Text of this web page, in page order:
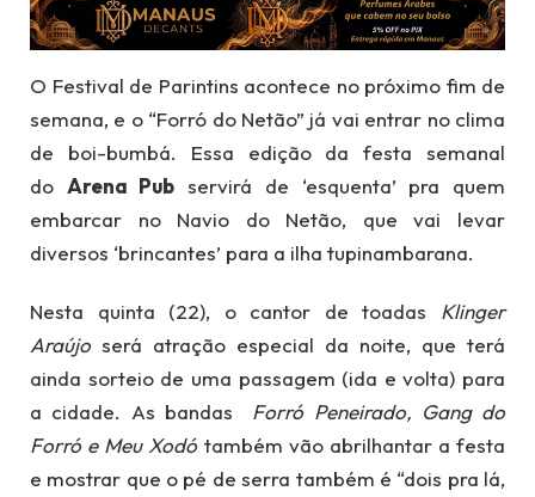
O Festival de Parintins acontece no próximo fim de
semana, e o “Forró do Netão” já vai entrar no clima
de boi-bumbá. Essa edição da festa semanal
do Arena Pub servirá de ‘esquenta’ pra quem
embarcar no Navio do Netão, que vai levar
diversos ‘brincantes’ para a ilha tupinambarana.
Nesta quinta (22), o cantor de toadas Klinger
Araújo será atração especial da noite, que terá
ainda sorteio de uma passagem (ida e volta) para
a cidade. As bandas
Forró Peneirado, Gang do
Forró e Meu Xodó também vão abrilhantar a festa
e mostrar que o pé de serra também é “dois pra lá,